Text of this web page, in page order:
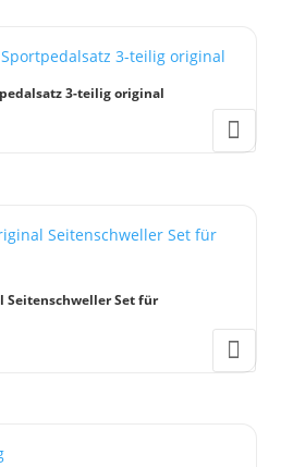
3-teilig original
Seitenschweller Set für